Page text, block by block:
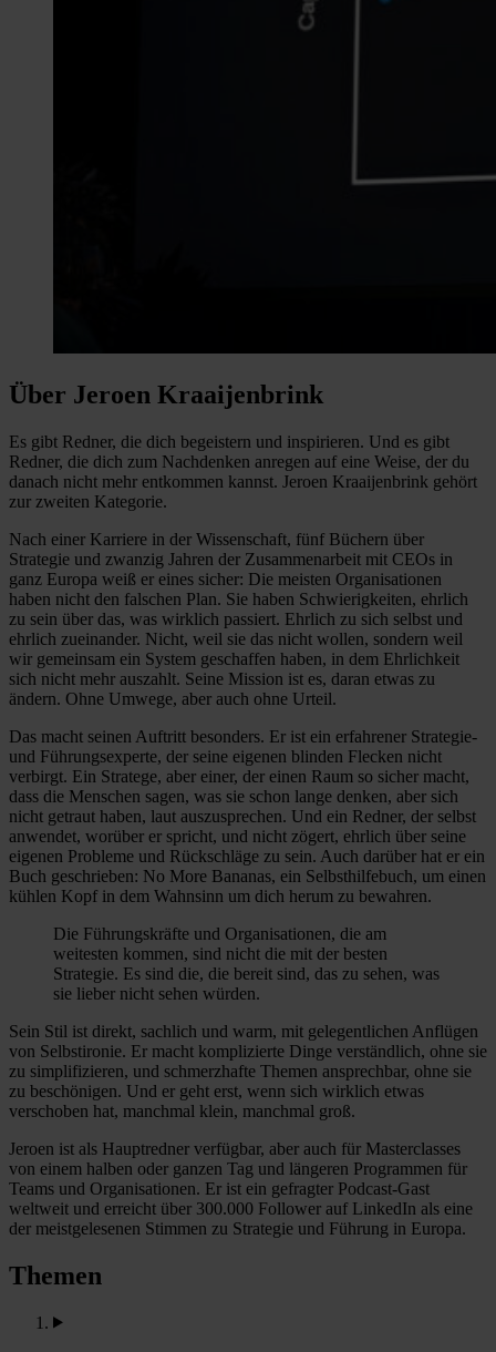
Über Jeroen Kraaijenbrink
Es gibt Redner, die dich begeistern und inspirieren. Und es gibt
Redner, die dich zum Nachdenken anregen auf eine Weise, der du
danach nicht mehr entkommen kannst. Jeroen Kraaijenbrink gehört
zur zweiten Kategorie.
Nach einer Karriere in der Wissenschaft, fünf Büchern über
Strategie und zwanzig Jahren der Zusammenarbeit mit CEOs in
ganz Europa weiß er eines sicher: Die meisten Organisationen
haben nicht den falschen Plan. Sie haben Schwierigkeiten, ehrlich
zu sein über das, was wirklich passiert. Ehrlich zu sich selbst und
ehrlich zueinander. Nicht, weil sie das nicht wollen, sondern weil
wir gemeinsam ein System geschaffen haben, in dem Ehrlichkeit
sich nicht mehr auszahlt. Seine Mission ist es, daran etwas zu
ändern. Ohne Umwege, aber auch ohne Urteil.
Das macht seinen Auftritt besonders. Er ist ein erfahrener Strategie-
und Führungsexperte, der seine eigenen blinden Flecken nicht
verbirgt. Ein Stratege, aber einer, der einen Raum so sicher macht,
dass die Menschen sagen, was sie schon lange denken, aber sich
nicht getraut haben, laut auszusprechen. Und ein Redner, der selbst
anwendet, worüber er spricht, und nicht zögert, ehrlich über seine
eigenen Probleme und Rückschläge zu sein. Auch darüber hat er ein
Buch geschrieben: No More Bananas, ein Selbsthilfebuch, um einen
kühlen Kopf in dem Wahnsinn um dich herum zu bewahren.
Die Führungskräfte und Organisationen, die am
weitesten kommen, sind nicht die mit der besten
Strategie. Es sind die, die bereit sind, das zu sehen, was
sie lieber nicht sehen würden.
Sein Stil ist direkt, sachlich und warm, mit gelegentlichen Anflügen
von Selbstironie. Er macht komplizierte Dinge verständlich, ohne sie
zu simplifizieren, und schmerzhafte Themen ansprechbar, ohne sie
zu beschönigen. Und er geht erst, wenn sich wirklich etwas
verschoben hat, manchmal klein, manchmal groß.
Jeroen ist als Hauptredner verfügbar, aber auch für Masterclasses
von einem halben oder ganzen Tag und längeren Programmen für
Teams und Organisationen. Er ist ein gefragter Podcast-Gast
weltweit und erreicht über 300.000 Follower auf LinkedIn als eine
der meistgelesenen Stimmen zu Strategie und Führung in Europa.
Themen